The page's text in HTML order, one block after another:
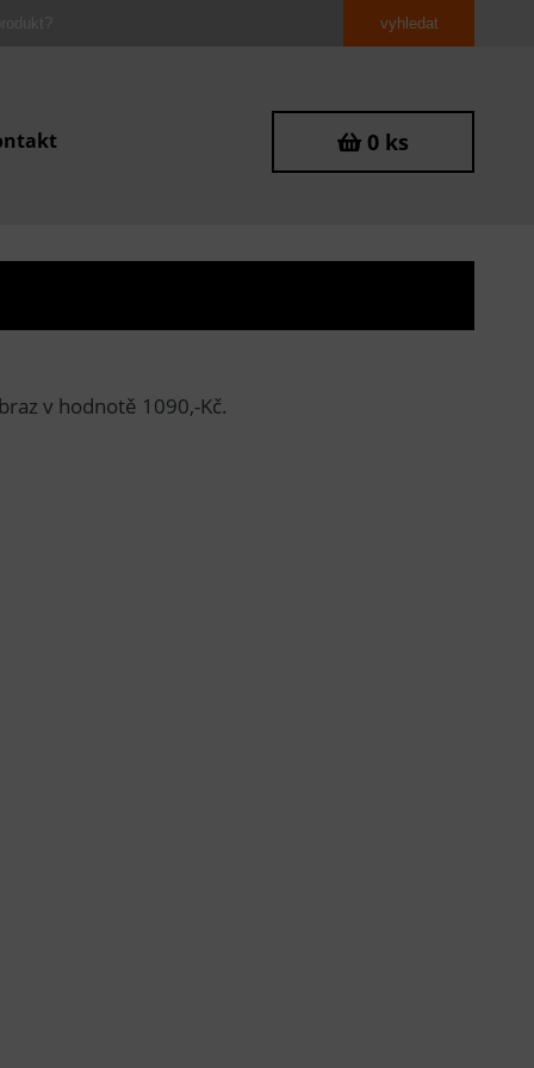
0 ks
v hodnotě 1090,-Kč.